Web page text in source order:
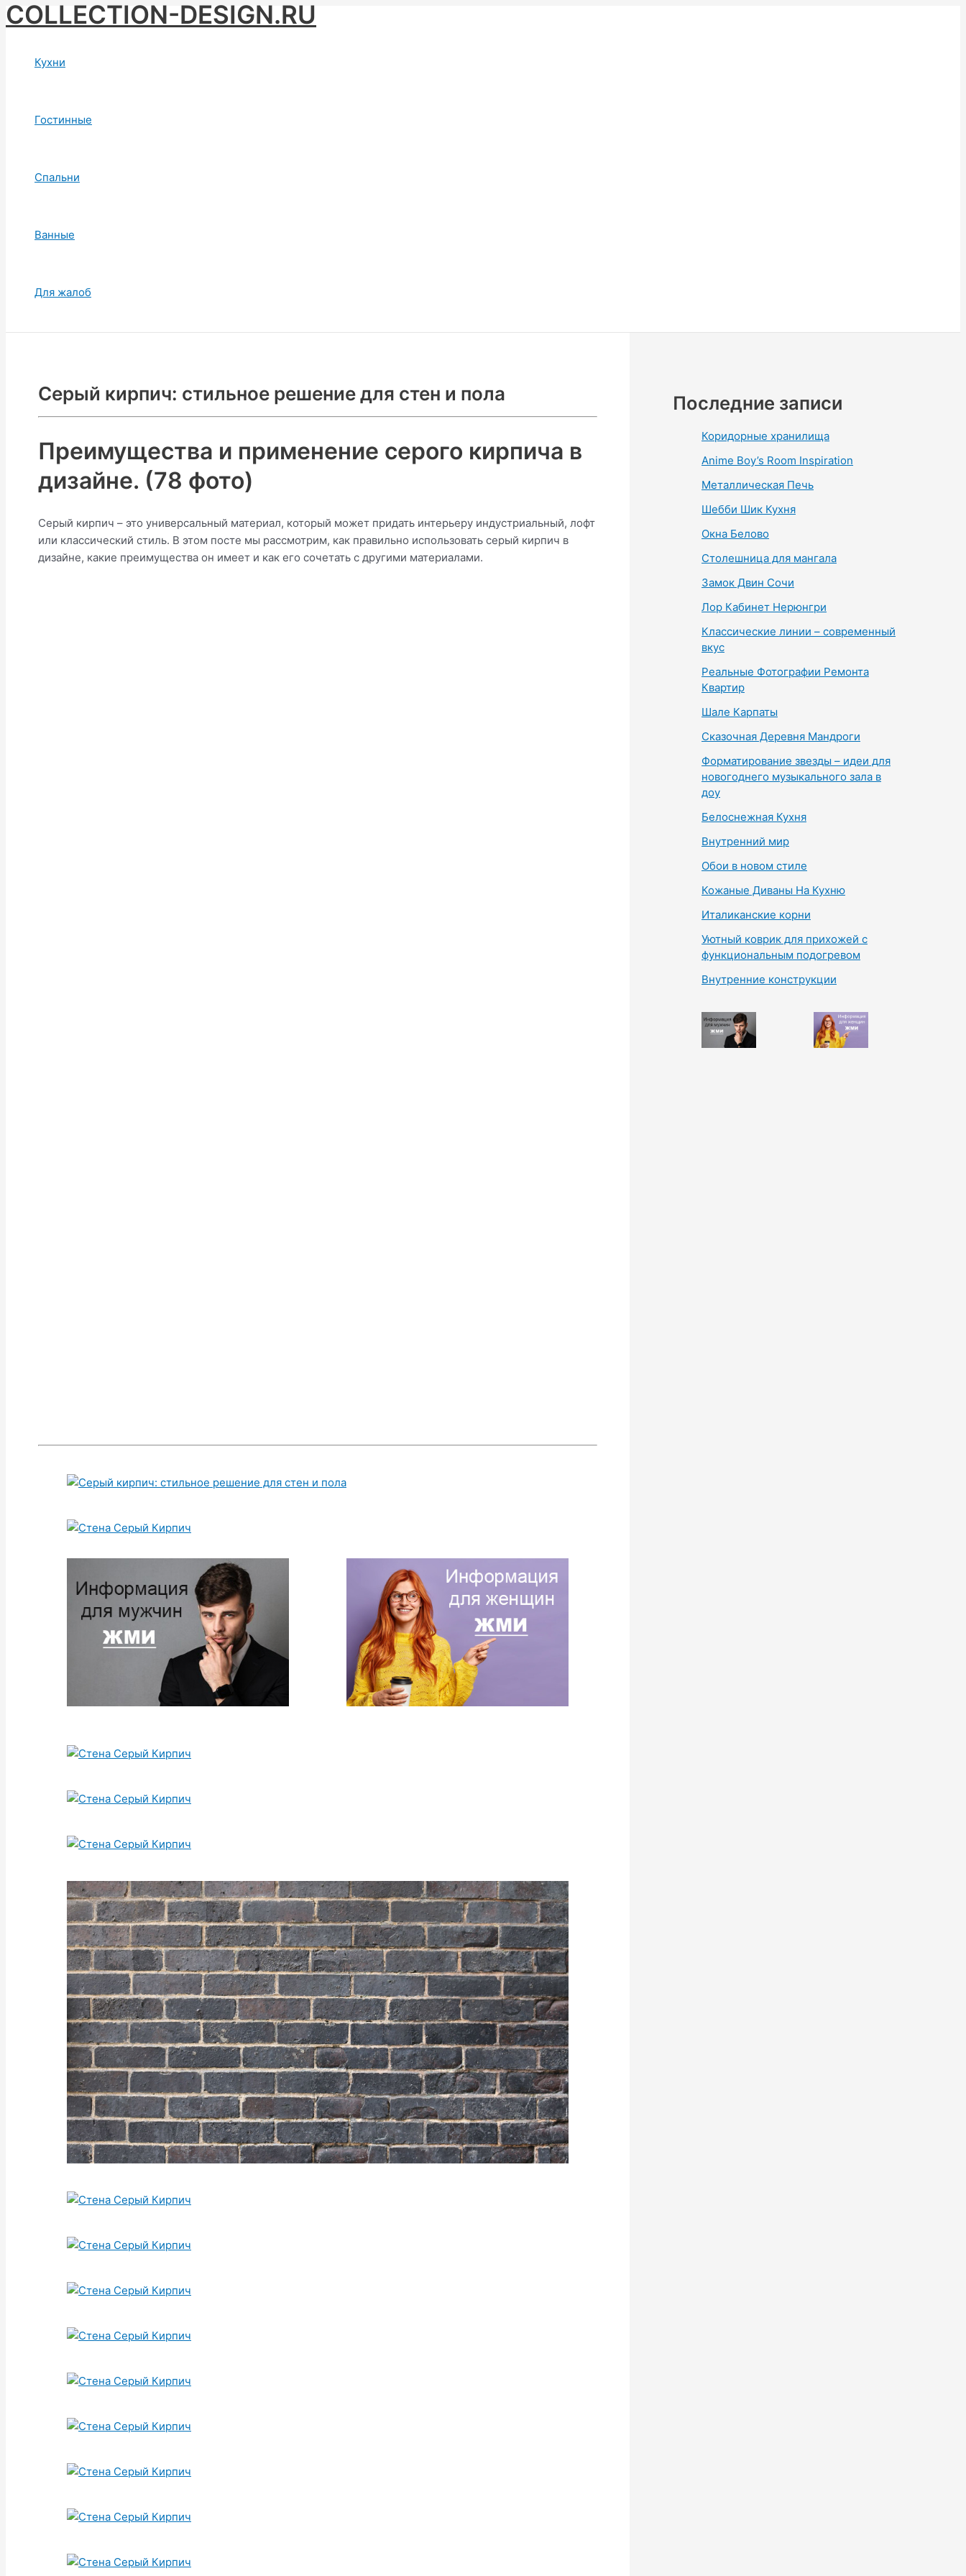
Skip
to
COLLECTION-DESIGN.RU
Кухни
Гостинные
Спальни
Ванные
Для жалоб
Серый кирпич: стильное решение для стен и пола
Преимущества и применение серого кирпича в
дизайне. (78 фото)
Серый кирпич – это универсальный материал, который может придать интерьеру индустриальный, лофт
или классический стиль. В этом посте мы рассмотрим, как правильно использовать серый кирпич в
дизайне, какие преимущества он имеет и как его сочетать с другими материалами.
Последние записи
Коридорные хранилища
Anime Boy’s Room Inspiration
Металлическая Печь
Шебби Шик Кухня
Окна Белово
Столешница для мангала
Замок Двин Сочи
Лор Кабинет Нерюнгри
Классические линии – современный
вкус
Реальные Фотографии Ремонта
Квартир
Шале Карпаты
Сказочная Деревня Мандроги
Форматирование звезды – идеи для
новогоднего музыкального зала в
доу
Белоснежная Кухня
Внутренний мир
Обои в новом стиле
Кожаные Диваны На Кухню
Италиканские корни
Уютный коврик для прихожей с
функциональным подогревом
Внутренние конструкции